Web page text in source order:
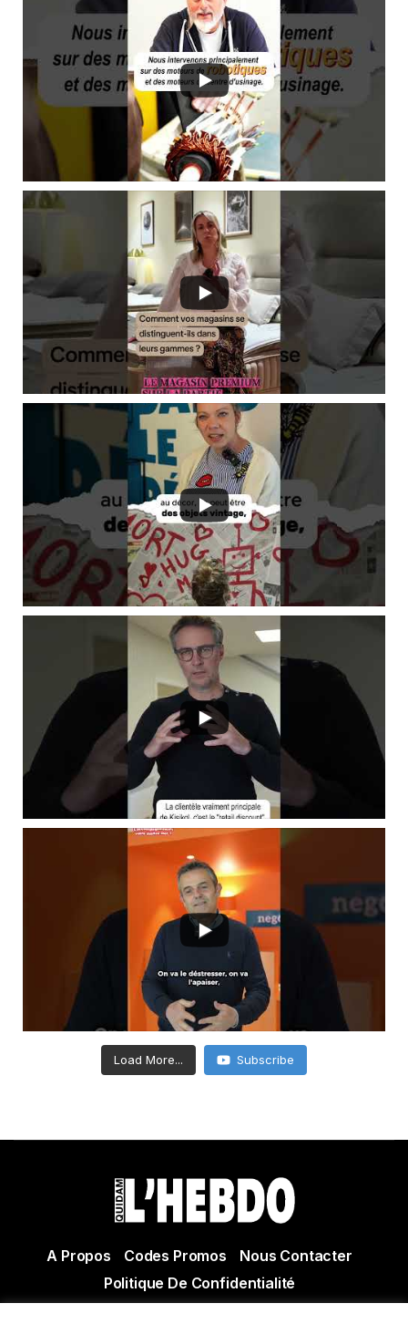
Load More... Subscribe
A Propos Codes Promos
Nous Contacter
Politique De Confidentialité